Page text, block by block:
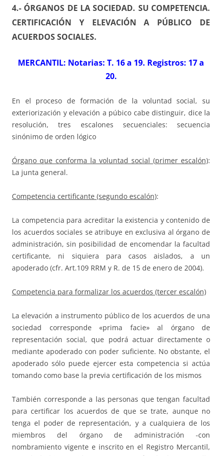
4.- ÓRGANOS DE LA SOCIEDAD. SU COMPETENCIA.
CERTIFICACIÓN Y ELEVACIÓN A PÚBLICO DE
ACUERDOS SOCIALES.
MERCANTIL: Notarias: T. 16 a 19. Registros: 17 a
20.
En el proceso de formación de la voluntad social, su
exteriorización y elevación a púbico cabe distinguir, dice la
resolución, tres escalones secuenciales: secuencia
sinónimo de orden lógico
Órgano que conforma la voluntad social (primer escalón):
La junta general.
Competencia certificante (segundo escalón):
La competencia para acreditar la existencia y contenido de
los acuerdos sociales se atribuye en exclusiva al órgano de
administración, sin posibilidad de encomendar la facultad
certificante, ni siquiera para casos aislados, a un
apoderado (cfr. Art.109 RRM y R. de 15 de enero de 2004).
Competencia para formalizar los acuerdos (tercer escalón)
La elevación a instrumento público de los acuerdos de una
sociedad corresponde «prima facie» al órgano de
representación social, que podrá actuar directamente o
mediante apoderado con poder suficiente. No obstante, el
apoderado sólo puede ejercer esta competencia si actúa
tomando como base la previa certificación de los mismos
También corresponde a las personas que tengan facultad
para certificar los acuerdos de que se trate, aunque no
tenga el poder de representación, y a cualquiera de los
miembros del órgano de administración -con
nombramiento vigente e inscrito en el Registro Mercantil,